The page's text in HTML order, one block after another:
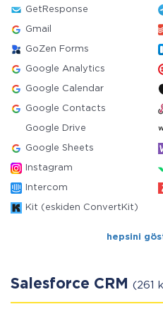
GetResponse
Gmail
GoZen Forms
Google Analytics
Google Calendar
Google Contacts
Google Drive
Google Sheets
Instagram
Intercom
Kit (eskiden ConvertKit)
hepsini
Salesforce CRM (261